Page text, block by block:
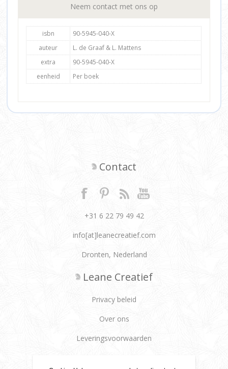
Neem contact met ons op
isbn
90-5945-040-X
auteur
L. de Graaf & L. Mattens
extra
90-5945-040-X
eenheid
Per boek
Contact
+31 6 22 79 49 42
info[at]leanecreatief.com
Dronten, Nederland
Leane Creatief
Privacy beleid
Over ons
Leveringsvoorwaarden